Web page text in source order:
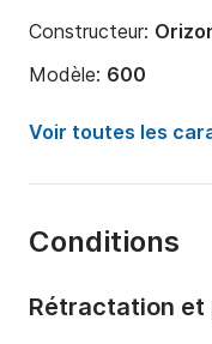
Constructeur:
Modèle: 600
Puissance moteur:
Capacité à bord:
Voir toutes les
Conditions
Rétractation et